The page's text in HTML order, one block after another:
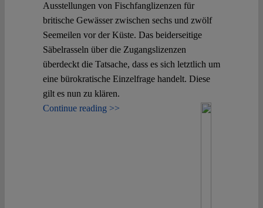
Ausstellungen von Fischfanglizenzen für
britische Gewässer zwischen sechs und zwölf
Seemeilen vor der Küste. Das beiderseitige
Säbelrasseln über die Zugangslizenzen
überdeckt die Tatsache, dass es sich letztlich um
eine bürokratische Einzelfrage handelt. Diese
gilt es nun zu klären.
Continue reading >>